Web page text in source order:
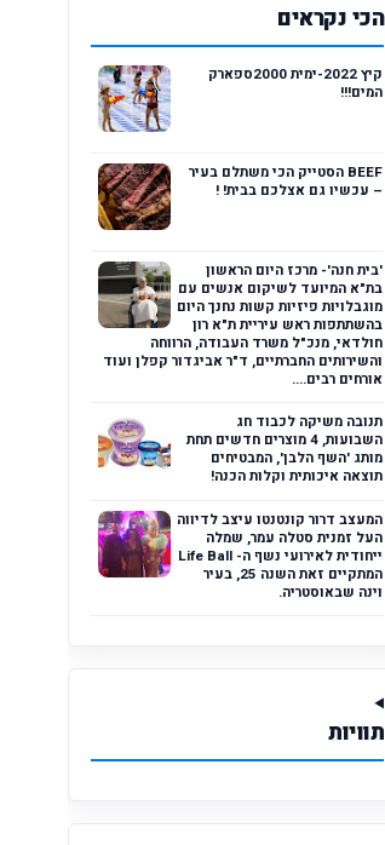
הכי נקראים
קיץ 2022-ימית 2000ספארק
המים!!!
BEEF הסטייק הכי משתלם בעיר
– עכשיו גם אצלכם בבית! !
'בית חנה'- מרכז היום הראשון
בת"א המיועד לשיקום אנשים עם
מוגבלויות פיזיות קשות נחנך היום
בהשתתפות ראש עיריית ת"א רון
חולדאי, מנכ"ל משרד העבודה, הרווחה
והשירותים החברתיים, ד"ר אביגדור קפלן ועוד
אורחים רבים....
תנובה משיקה לכבוד חג
השבועות, 4 מוצרים חדשים תחת
מותג 'השף הלבן', המבטיחים
תוצאה איכותית וקלות הכנה!
המעצב דרור קונטנטו עיצב לדיווה
העל זמנית סטלה עמר, שמלה
ייחודית לאירועי נשף ה- Life Ball
המתקיים זאת השנה 25, בעיר
וינה שבאוסטריה.
תוויות